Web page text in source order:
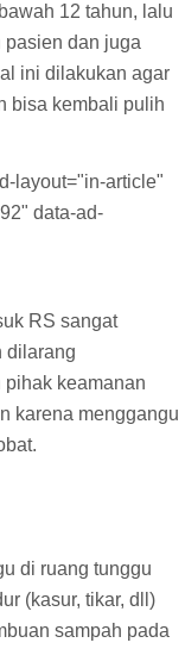
12 tahun, lalu
dan juga
ini dilakukan agar
bisa kembali pulih
layout="in-article"
data-ad-
RS sangat
dilarang
keamanan
karena menggangu
di ruang tunggu
(kasur, tikar, dll)
sampah pada